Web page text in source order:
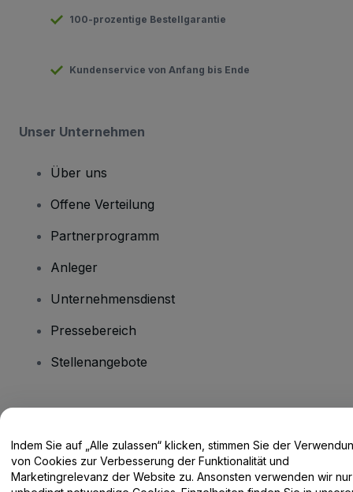
100-prozentige Bestellgarantie
Kundenservice von Anfang bis Ende
Unser Unternehmen
Über uns
Offene Verteilung
Partnerprogramm
Anleger
Unternehmensdienst
Pressebereich
Stellenangebote
Hilfe-Center / Kontakt
Indem Sie auf „Alle zulassen“ klicken, stimmen Sie der
von Cookies zur Verbesserung der Funktionalität und
Marketingrelevanz der Website zu. Ansonsten verwenden wir nur